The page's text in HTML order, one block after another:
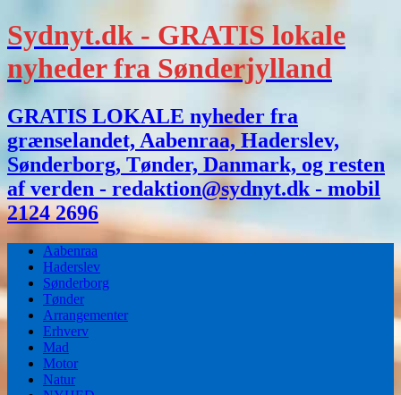
Sydnyt.dk - GRATIS lokale
nyheder fra Sønderjylland
GRATIS LOKALE nyheder fra
grænselandet, Aabenraa, Haderslev,
Sønderborg, Tønder, Danmark, og resten
af verden - redaktion@sydnyt.dk - mobil
2124 2696
Aabenraa
Haderslev
Sønderborg
Tønder
Arrangementer
Erhverv
Mad
Motor
Natur